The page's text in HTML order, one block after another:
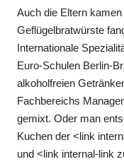
Auch die Eltern
Geflügelbratwürste
Internationale
Euro-Schulen Berlin-
alkoholfreien
Fachbereichs
gemixt. Oder man
Kuchen der <link
und <link internal-link